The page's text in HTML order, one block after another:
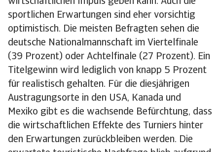
sportlichen Erwartungen sind eher vorsichtig
optimistisch. Die meisten Befragten sehen die
deutsche Nationalmannschaft im Viertelfinale
(39 Prozent) oder Achtelfinale (27 Prozent). Ein
Titelgewinn wird lediglich von knapp 5 Prozent
für realistisch gehalten. Für die diesjährigen
Austragungsorte in den USA, Kanada und
Mexiko gibt es die wachsende Befürchtung, dass
die wirtschaftlichen Effekte des Turniers hinter
den Erwartungen zurückbleiben werden. Die